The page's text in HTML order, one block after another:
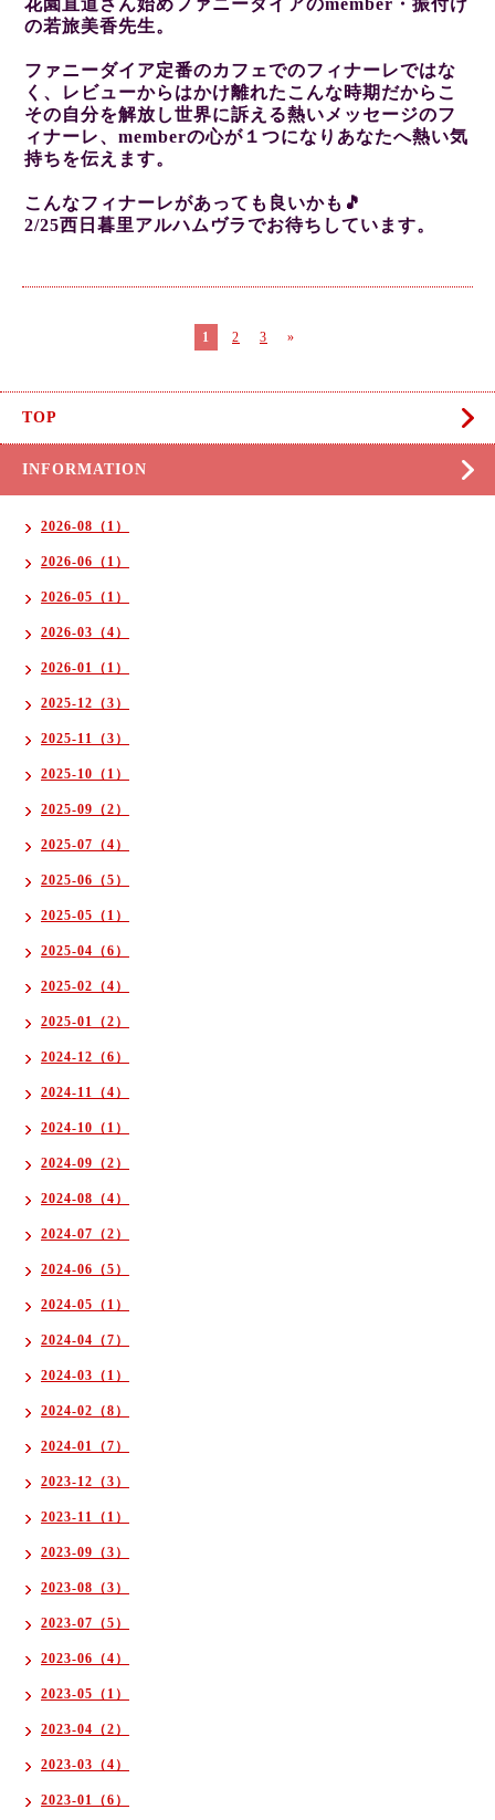
花園直道さん始めファニーダイアのmember・振付け
の若旅美香先生。
ファニーダイア定番のカフェでのフィナーレではな
く、レビューからはかけ離れたこんな時期だからこ
その自分を解放し世界に訴える熱いメッセージのフ
ィナーレ、memberの心が１つになりあなたへ熱い気
持ちを伝えます。
こんなフィナーレがあっても良いかも🎵
2/25西日暮里アルハムヴラでお待ちしています。
1 2 3 »
TOP
INFORMATION
2026-08（1）
2026-06（1）
2026-05（1）
2026-03（4）
2026-01（1）
2025-12（3）
2025-11（3）
2025-10（1）
2025-09（2）
2025-07（4）
2025-06（5）
2025-05（1）
2025-04（6）
2025-02（4）
2025-01（2）
2024-12（6）
2024-11（4）
2024-10（1）
2024-09（2）
2024-08（4）
2024-07（2）
2024-06（5）
2024-05（1）
2024-04（7）
2024-03（1）
2024-02（8）
2024-01（7）
2023-12（3）
2023-11（1）
2023-09（3）
2023-08（3）
2023-07（5）
2023-06（4）
2023-05（1）
2023-04（2）
2023-03（4）
2023-01（6）